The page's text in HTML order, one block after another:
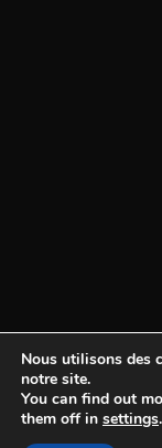
Nous utilisons des
notre site.
You can find out
them off in settings.